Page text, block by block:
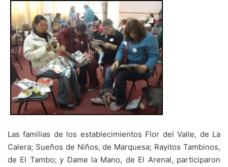
Las familias de los establecimientos Flor del Valle, de La
Calera; Sueños de Niños, de Marquesa; Rayitos Tambinos,
de El Tambo; y Dame la Mano, de El Arenal, participaron